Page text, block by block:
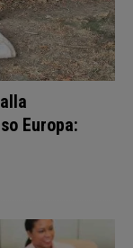
Europa: